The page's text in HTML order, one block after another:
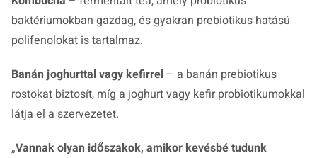
baktériumokban gazdag, és gyakran prebiotikus hatású
polifenolokat is tartalmaz.
Banán joghurttal vagy kefirrel – a banán prebiotikus
rostokat biztosít, míg a joghurt vagy kefir probiotikumokkal
látja el a szervezetet.
„Vannak olyan időszakok, amikor kevésbé tudunk